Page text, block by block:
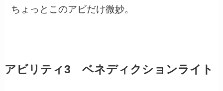
ちょっとこのアビだけ微妙。
アビリティ3 ベネディクションライト